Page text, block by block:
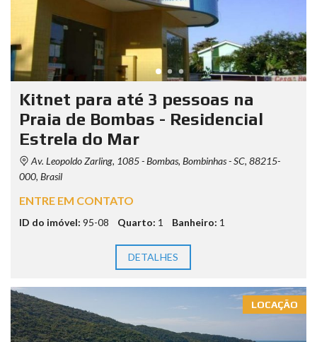
Kitnet para até 3 pessoas na
Praia de Bombas - Residencial
Estrela do Mar
Av. Leopoldo Zarling, 1085 - Bombas, Bombinhas - SC, 88215-
000, Brasil
ENTRE EM CONTATO
ID do imóvel: 95-08 Quarto: 1 Banheiro: 1
DETALHES
LOCAÇÃO